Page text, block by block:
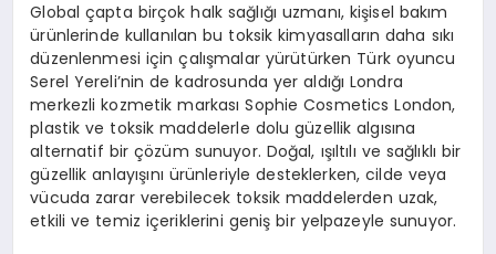
Global çapta birçok halk sağlığı uzmanı, kişisel bakım
ürünlerinde kullanılan bu toksik kimyasalların daha sıkı
düzenlenmesi için çalışmalar yürütürken Türk oyuncu
Serel Yereli’nin de kadrosunda yer aldığı Londra
merkezli kozmetik markası Sophie Cosmetics London,
plastik ve toksik maddelerle dolu güzellik algısına
alternatif bir çözüm sunuyor. Doğal, ışıltılı ve sağlıklı bir
güzellik anlayışını ürünleriyle desteklerken, cilde veya
vücuda zarar verebilecek toksik maddelerden uzak,
etkili ve temiz içeriklerini geniş bir yelpazeyle sunuyor.